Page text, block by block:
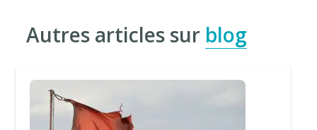
Autres articles sur blog